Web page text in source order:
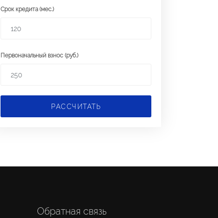
Срок кредита (мес.)
Первоначальный взнос (руб.)
РАССЧИТАТЬ
Обратная связь